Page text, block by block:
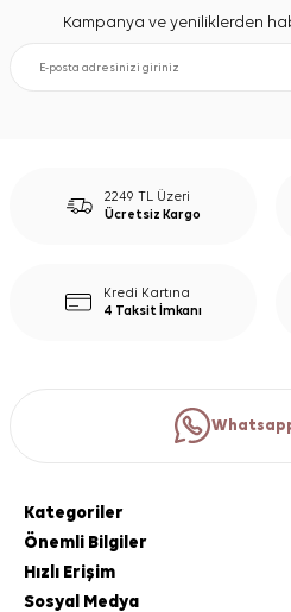
Kampanya ve yeniliklerden
2249 TL Üzeri
Ücretsiz Kargo
Kredi Kartına
4 Taksit İmkanı
Kategoriler
Önemli Bilgiler
Hızlı Erişim
Sosyal Medya